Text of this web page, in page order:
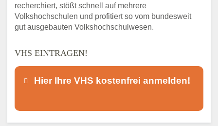
recherchiert, stößt schnell auf mehrere
Volkshochschulen und profitiert so vom bundesweit
gut ausgebauten Volkshochschulwesen.
VHS EINTRAGEN!
Hier Ihre VHS kostenfrei anmelden!